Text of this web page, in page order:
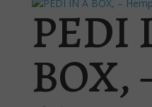
PEDI
BOX,